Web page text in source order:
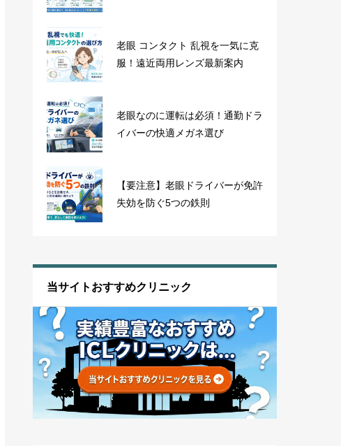
老眼 コンタクト 乱視を一気に克
服！遠近両用レンズ最新案内
老眼なのに運転は必須！通勤ドラ
イバーの快適メガネ選び
【要注意】老眼ドライバーが免許
失効を防ぐ5つの鉄則
当サイトおすすめクリニック